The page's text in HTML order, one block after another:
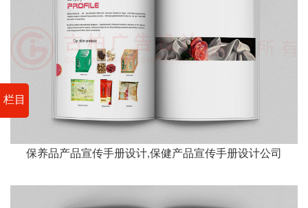
栏目
保养品产品宣传手册设计,保健产品宣传手册设计公司